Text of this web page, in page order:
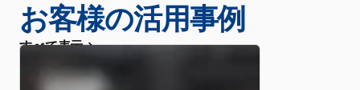
お客様の活用事例
すべて表示